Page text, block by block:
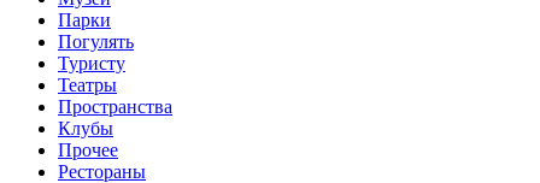
Парки
Погулять
Туристу
Театры
Пространства
Клубы
Прочее
Рестораны